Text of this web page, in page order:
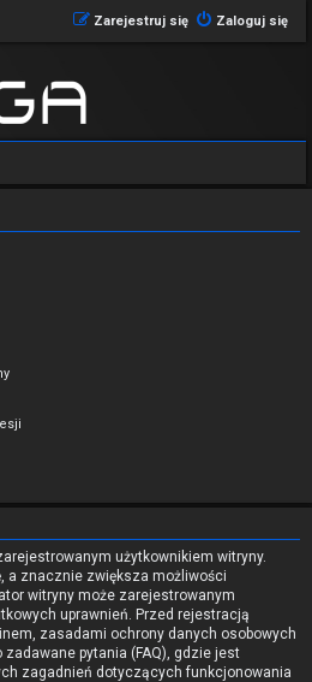
Zaloguj się
Zarejestruj się
użytkownikiem witryny.
a znacznie zwiększa możliwości
witryny może zarejestrowanym
uprawnień. Przed rejestracją
zasadami ochrony danych osobowych
pytania (FAQ), gdzie jest
zagadnień dotyczących funkcjonowania